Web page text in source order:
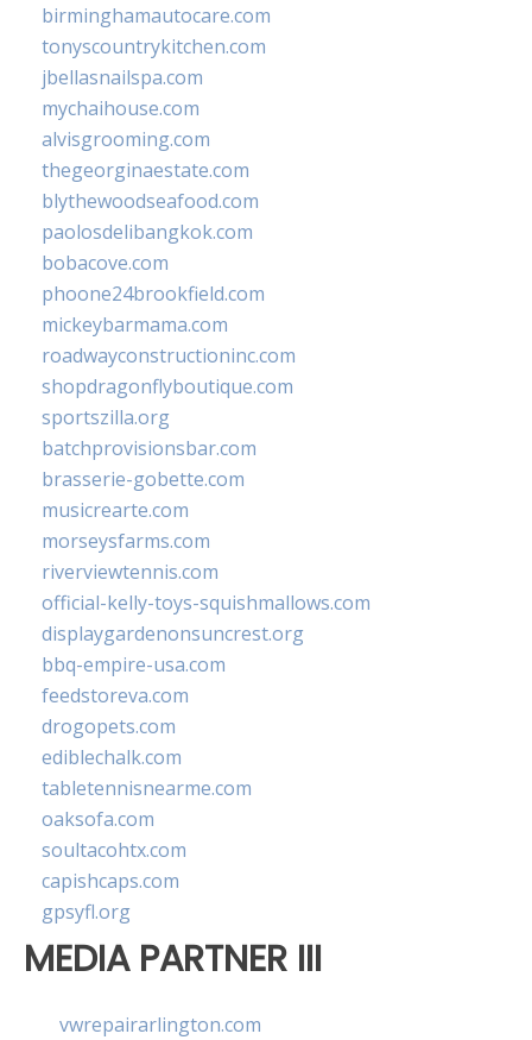
birminghamautocare.com
tonyscountrykitchen.com
jbellasnailspa.com
mychaihouse.com
alvisgrooming.com
thegeorginaestate.com
blythewoodseafood.com
paolosdelibangkok.com
bobacove.com
phoone24brookfield.com
mickeybarmama.com
roadwayconstructioninc.com
shopdragonflyboutique.com
sportszilla.org
batchprovisionsbar.com
brasserie-gobette.com
musicrearte.com
morseysfarms.com
riverviewtennis.com
official-kelly-toys-squishmallows.com
displaygardenonsuncrest.org
bbq-empire-usa.com
feedstoreva.com
drogopets.com
ediblechalk.com
tabletennisnearme.com
oaksofa.com
soultacohtx.com
capishcaps.com
gpsyfl.org
MEDIA PARTNER III
vwrepairarlington.com